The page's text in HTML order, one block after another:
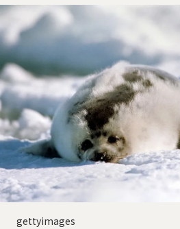
gettyimages